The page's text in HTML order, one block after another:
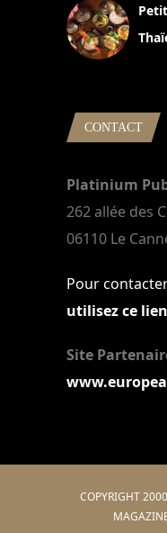
CONTACT
Platinium
262 allée des
06110 Le
Pour
utilisez ce
Site
COPYRIGHT